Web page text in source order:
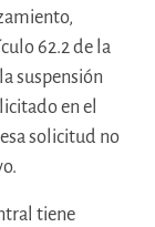
62.2 de la
suspensión
en el
solicitud no
tiene